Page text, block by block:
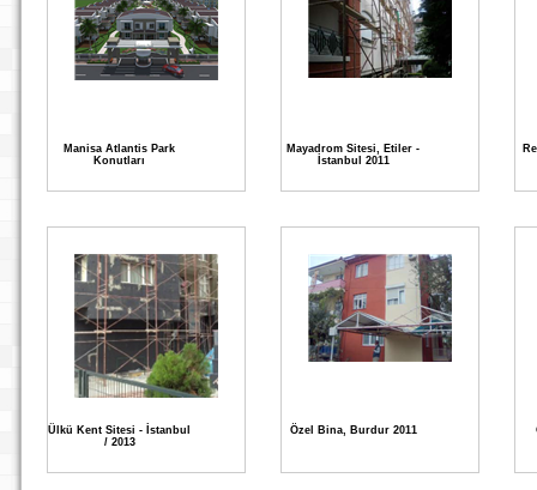
Manisa Atlantis Park
Konutları
Mayadrom Sitesi, Etiler -
İstanbul 2011
Ülkü Kent Sitesi - İstanbul
/ 2013
Özel Bina, Burdur 2011